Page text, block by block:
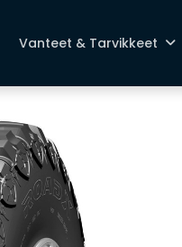
Vanteet & Tarvikkeet